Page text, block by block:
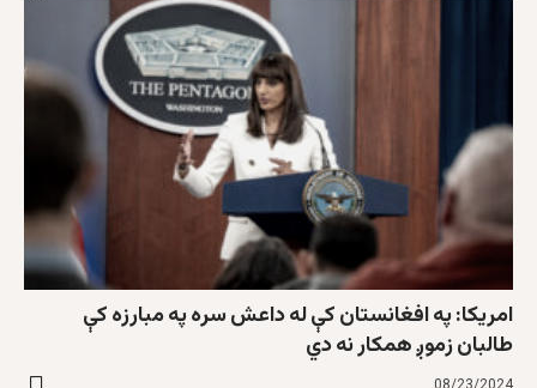
امریکا: په افغانستان کې له داعش سره په مبارزه کې
طالبان زموږ همکار نه دي